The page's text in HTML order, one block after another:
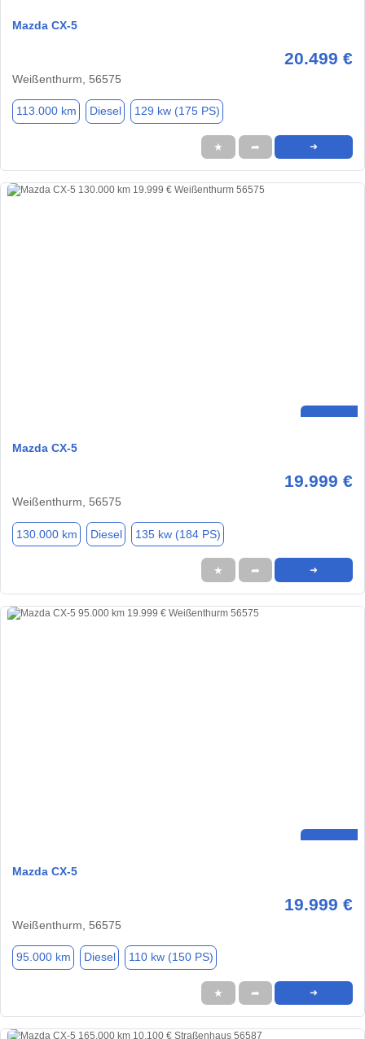
Mazda CX-5
20.499 €
Weißenthurm, 56575
113.000 km Diesel 129 kw (175 PS)
★ ➦ ➜
Mazda CX-5
19.999 €
Weißenthurm, 56575
130.000 km Diesel 135 kw (184 PS)
★ ➦ ➜
Mazda CX-5
19.999 €
Weißenthurm, 56575
95.000 km Diesel 110 kw (150 PS)
★ ➦ ➜